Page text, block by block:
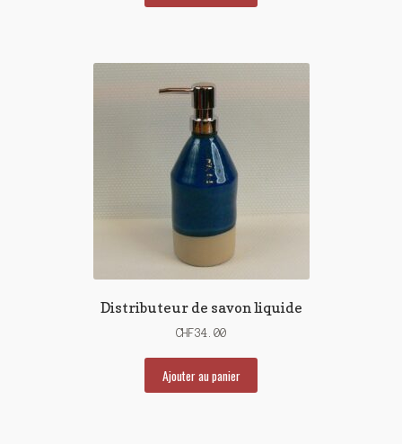
Distributeur de savon liquide
CHF34.00
Ajouter au panier